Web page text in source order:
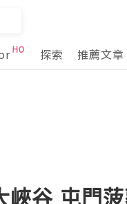
探索 推薦文章
峽谷 屯門